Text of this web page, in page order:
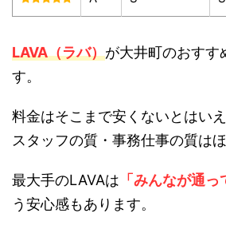
LAVA（ラバ）が大井町のおすす
す。
料金はそこまで安くないとはい
スタッフの質・事務仕事の質はほ
最大手のLAVAは 「みんなが通っ
う安心感もあります。